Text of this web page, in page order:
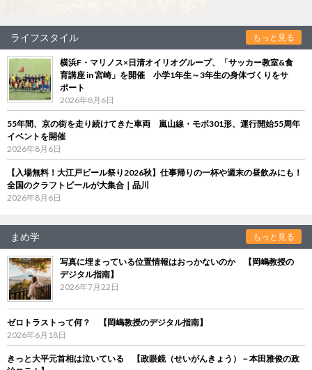
ライフスタイル もっと見る
横浜F・マリノス×日清オイリオグループ、「サッカー教室&食
育講座 in 宮崎」を開催 小学1年生～3年生の身体づくりをサ
ポート
2026年8月6日
55年間、京の街を走り続けてきた車両 嵐山線・モボ301形、運行開始55周年
イベントを開催
2026年8月6日
【入場無料！大江戸ビール祭り2026秋】仕事帰りの一杯や週末の昼飲みにも！
全国のクラフトビールが大集合｜品川
2026年8月6日
まめ学 もっと見る
写真に埋まっている位置情報はおっかないのか 【岡嶋教授の
デジタル指南】
2026年7月22日
ゼロトラストって何？ 【岡嶋教授のデジタル指南】
2026年6月18日
きっと大平元首相は泣いている 【政眼鏡（せいがんきょう）－本田雅俊の政